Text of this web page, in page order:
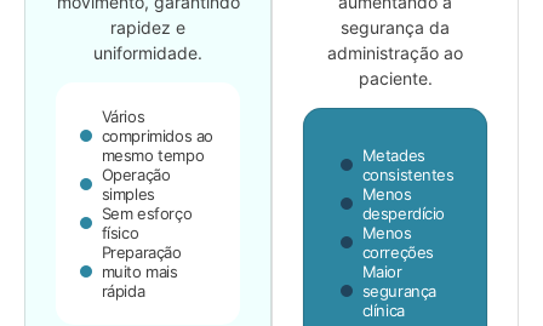
rapidez e
uniformidade.
Vários
comprimidos ao
mesmo tempo
Operação
simples
Sem esforço
físico
Preparação
muito mais
rápida
segurança da
administração ao
paciente.
Metades
consistentes
Menos
desperdício
Menos
correções
Maior
segurança
clínica